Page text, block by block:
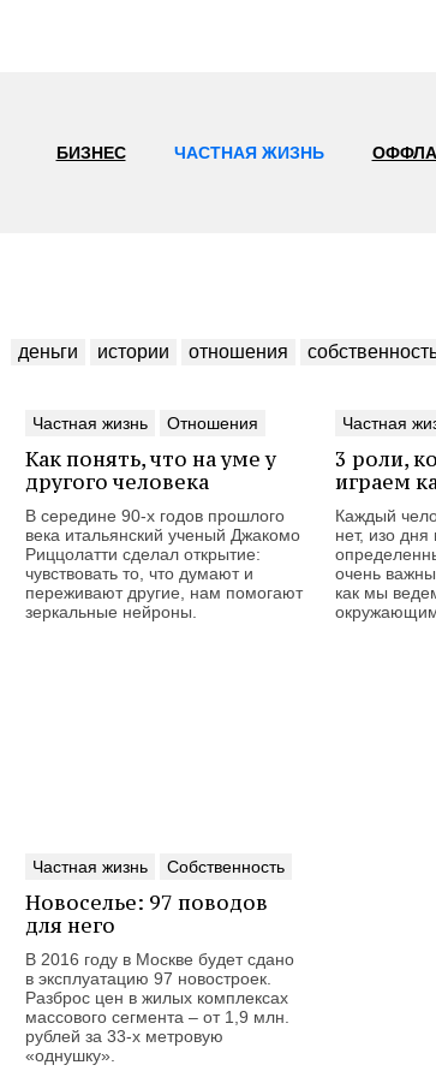
БИЗНЕС ЧАСТНАЯ ЖИЗНЬ
деньги истории отношения
Частная жизнь Отношения
Как понять, что на уме у
другого человека
В середине 90-х годов прошлого
века итальянский ученый Джакомо
Риццолатти сделал открытие:
чувствовать то, что думают и
переживают другие, нам помогают
зеркальные нейроны.
Частная
3 роли,
играем
Каждый
нет, изо дня
очень
как мы
Частная жизнь Собственность
Новоселье: 97 поводов
для него
В 2016 году в Москве будет сдано
в эксплуатацию 97 новостроек.
Разброс цен в жилых комплексах
массового сегмента – от 1,9 млн.
рублей за 33-х метровую
«однушку».